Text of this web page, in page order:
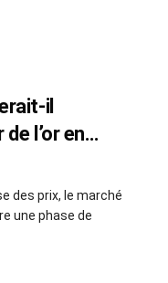
il
l’or en
des prix, le marché
une phase de